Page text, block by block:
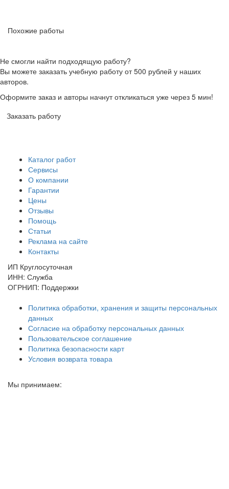
Похожие работы
Не смогли найти подходящую работу?
Вы можете заказать учебную работу от 500 рублей у наших
авторов.
Оформите заказ и авторы начнут откликаться уже через 5 мин!
Заказать работу
Каталог работ
Сервисы
О компании
Гарантии
Цены
Отзывы
Помощь
Статьи
Реклама на сайте
Контакты
ИП Круглосуточная
ИНН: Служба
ОГРНИП: Поддержки
Политика обработки, хранения и защиты персональных
данных
Согласие на обработку персональных данных
Пользовательское соглашение
Политика безопасности карт
Условия возврата товара
Мы принимаем: